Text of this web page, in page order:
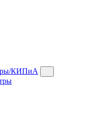
КИПиА